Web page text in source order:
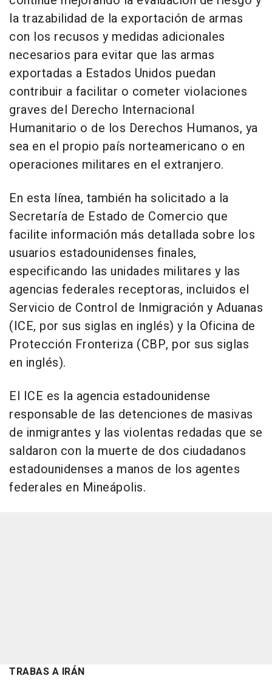
la trazabilidad de la exportación de armas
con los recusos y medidas adicionales
necesarios para evitar que las armas
exportadas a Estados Unidos puedan
contribuir a facilitar o cometer violaciones
graves del Derecho Internacional
Humanitario o de los Derechos Humanos, ya
sea en el propio país norteamericano o en
operaciones militares en el extranjero.
En esta línea, también ha solicitado a la
Secretaría de Estado de Comercio que
facilite información más detallada sobre los
usuarios estadounidenses finales,
especificando las unidades militares y las
agencias federales receptoras, incluidos el
Servicio de Control de Inmigración y Aduanas
(ICE, por sus siglas en inglés) y la Oficina de
Protección Fronteriza (CBP, por sus siglas
en inglés).
El ICE es la agencia estadounidense
responsable de las detenciones de masivas
de inmigrantes y las violentas redadas que se
saldaron con la muerte de dos ciudadanos
estadounidenses a manos de los agentes
federales en Mineápolis.
TRABAS A IRÁN